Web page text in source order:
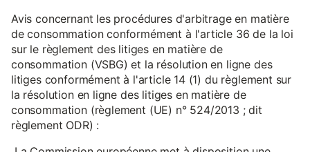
Avis concernant les procédures d'arbitrage en matière
de consommation conformément à l'article 36 de la loi
sur le règlement des litiges en matière de
consommation (VSBG) et la résolution en ligne des
litiges conformément à l'article 14 (1) du règlement sur
la résolution en ligne des litiges en matière de
consommation (règlement (UE) n° 524/2013 ; dit
règlement ODR) :